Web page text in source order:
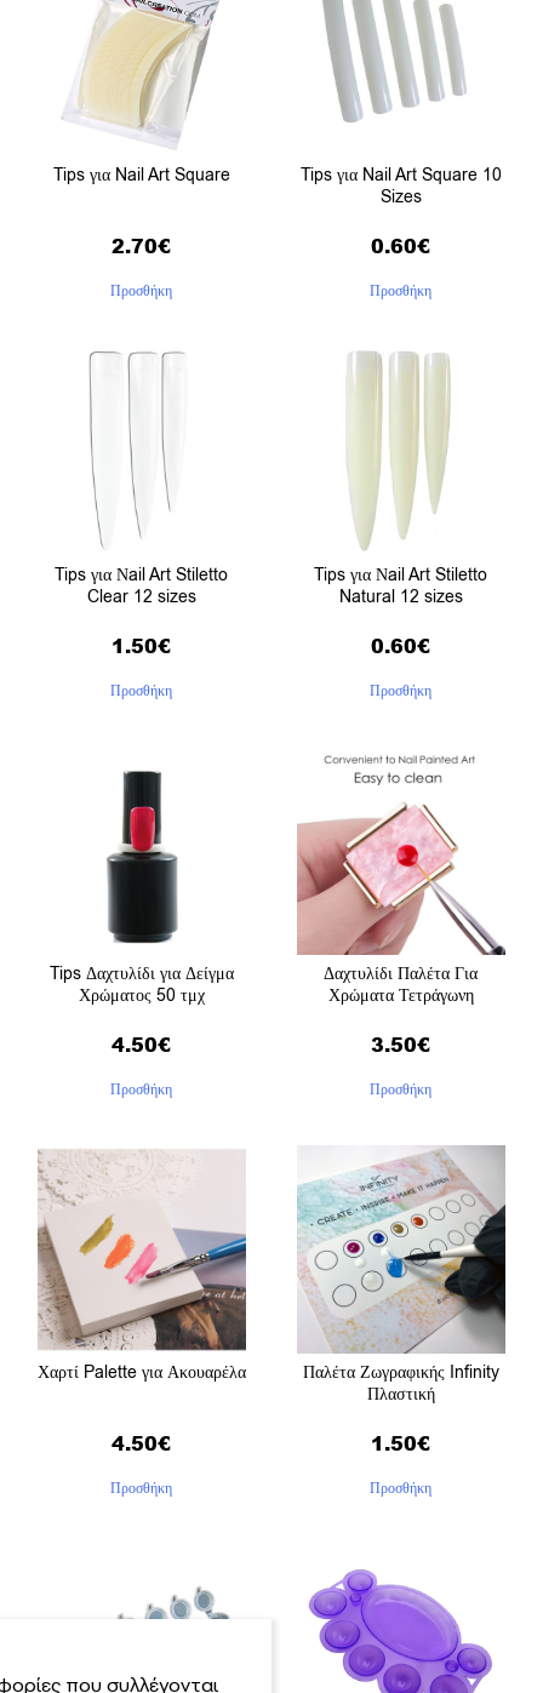
Tips για Nail Art Square
2.70€
Προσθήκη
Tips για Nail Art Square 10
Sizes
0.60€
Προσθήκη
Tips για Νail Art Stiletto
Clear 12 sizes
1.50€
Προσθήκη
Tips για Νail Art Stiletto
Natural 12 sizes
0.60€
Προσθήκη
Tips Δαχτυλίδι για Δείγμα
Χρώματος 50 τμχ
4.50€
Προσθήκη
Δαχτυλίδι Παλέτα Για
Χρώματα Τετράγωνη
3.50€
Προσθήκη
Χαρτί Palette για Ακουαρέλα
4.50€
Προσθήκη
Παλέτα Ζωγραφικής Infinity
Πλαστική
1.50€
Προσθήκη
που συλλέγονται